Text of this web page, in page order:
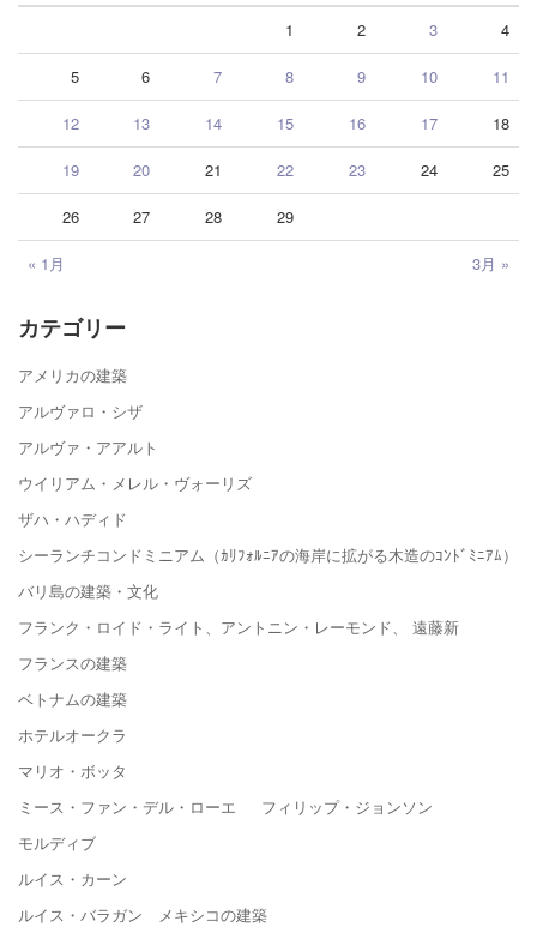
« 1月 3月 »
1 2 3 4
5 6 7 8 9 10 11
12 13 14 15 16 17 18
19 20 21 22 23 24 25
26 27 28 29
カテゴリー
アメリカの建築
アルヴァロ・シザ
アルヴァ・アアルト
ウイリアム・メレル・ヴォーリズ
ザハ・ハディド
シーランチコンドミニアム（ｶﾘﾌｫﾙﾆｱの海岸に拡がる木造のｺﾝﾄﾞﾐﾆｱﾑ）
バリ島の建築・文化
フランク・ロイド・ライト、アントニン・レーモンド、 遠藤新
フランスの建築
ベトナムの建築
ホテルオークラ
マリオ・ボッタ
ミース・ファン・デル・ローエ フィリップ・ジョンソン
モルディブ
ルイス・カーン
ルイス・バラガン メキシコの建築